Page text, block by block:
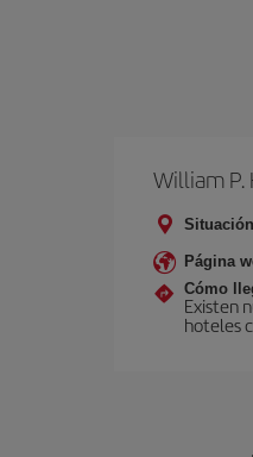
William P.
Página
Cómo
Existen
hoteles